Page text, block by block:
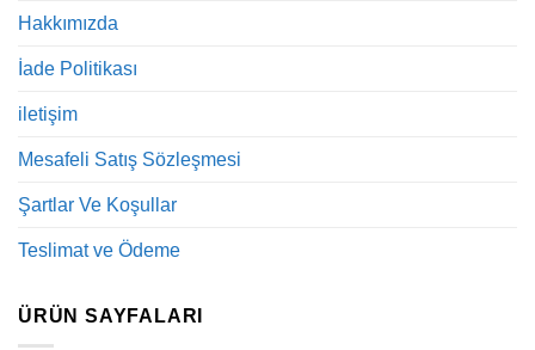
Hakkımızda
İade Politikası
iletişim
Mesafeli Satış Sözleşmesi
Şartlar Ve Koşullar
Teslimat ve Ödeme
ÜRÜN SAYFALARI